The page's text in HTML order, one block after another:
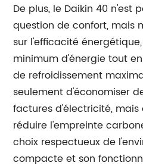
De plus, le Daikin 40 n'est
question de confort, mais
sur l'efficacité
minimum d'énergie tout
de refroidissement
seulement d'économiser
factures d'électricité,
réduire l'empreinte
choix respectueux de
compacte et son